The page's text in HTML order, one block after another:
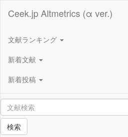
Ceek.jp Altmetrics (α ver.)
文献ランキング
新着文献
新着投稿
検索